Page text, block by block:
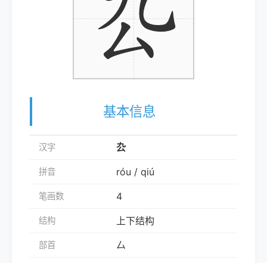
基本信息
汉字 厹
拼音 róu / qiú
笔画数 4
结构 上下结构
部首 厶